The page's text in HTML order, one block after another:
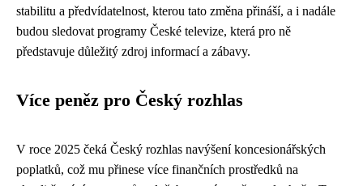
stabilitu a předvídatelnost, kterou tato změna přináší, a i nadále
budou sledovat programy České televize, která pro ně
představuje důležitý zdroj informací a zábavy.
Více peněz pro Český rozhlas
V roce 2025 čeká Český rozhlas navýšení koncesionářských
poplatků, což mu přinese více finančních prostředků na